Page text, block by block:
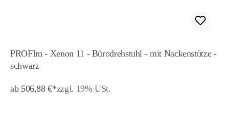
PROFIm - Xenon 11 - Bürodrehstuhl - mit Nackenstütze -
schwarz
ab 506,88 €*zzgl. 19% USt.